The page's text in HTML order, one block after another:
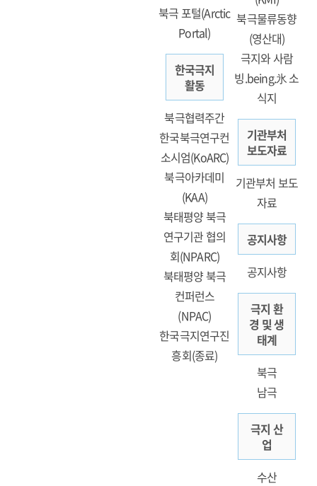
북극 포털(Arctic
Portal)
한국극지
활동
북극협력주간
한국북극연구컨
소시엄(KoARC)
북극아카데미
(KAA)
북태평양 북극
연구기관 협의
회(NPARC)
북태평양 북극
컨퍼런스
(NPAC)
한국극지연구진
흥회(종료)
북극물류동향
(영산대)
극지와 사람
빙.being.氷 소
식지
기관부처
보도자료
기관부처 보도
자료
공지사항
공지사항
극지 환
경 및 생
태계
북극
남극
극지 산
업
수산